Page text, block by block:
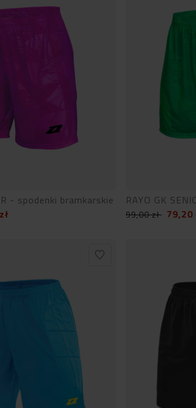
- spodenki bramkarskie
zł
RAYO GK
99,00zł 79,20